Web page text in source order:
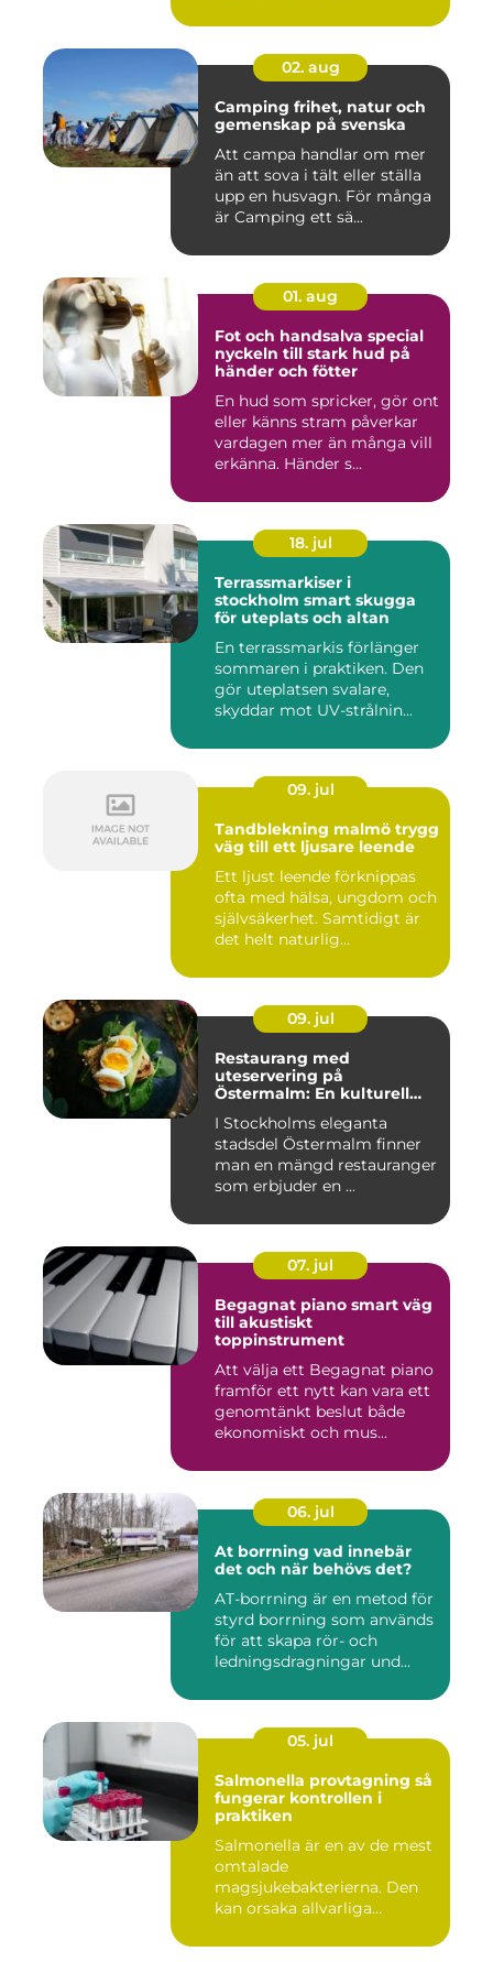
02. aug
Camping frihet, natur och
gemenskap på svenska
Att campa handlar om mer
än att sova i tält eller ställa
upp en husvagn. För många
är Camping ett sä...
01. aug
Fot och handsalva special
nyckeln till stark hud på
händer och fötter
En hud som spricker, gör ont
eller känns stram påverkar
vardagen mer än många vill
erkänna. Händer s...
18. jul
Terrassmarkiser i
stockholm smart skugga
för uteplats och altan
En terrassmarkis förlänger
sommaren i praktiken. Den
gör uteplatsen svalare,
skyddar mot UV-strålnin...
09. jul
Tandblekning malmö trygg
väg till ett ljusare leende
Ett ljust leende förknippas
ofta med hälsa, ungdom och
självsäkerhet. Samtidigt är
det helt naturlig...
09. jul
Restaurang med
uteservering på
Östermalm: En kulturell
I Stockholms eleganta
stadsdel Östermalm finner
man en mängd restauranger
som erbjuder en ...
07. jul
Begagnat piano smart väg
till akustiskt
toppinstrument
Att välja ett Begagnat piano
framför ett nytt kan vara ett
genomtänkt beslut både
ekonomiskt och mus...
06. jul
At borrning vad innebär
det och när behövs det?
AT-borrning är en metod för
styrd borrning som används
för att skapa rör- och
ledningsdragningar und...
05. jul
Salmonella provtagning så
fungerar kontrollen i
praktiken
Salmonella är en av de mest
omtalade
magsjukebakterierna. Den
kan orsaka allvarliga